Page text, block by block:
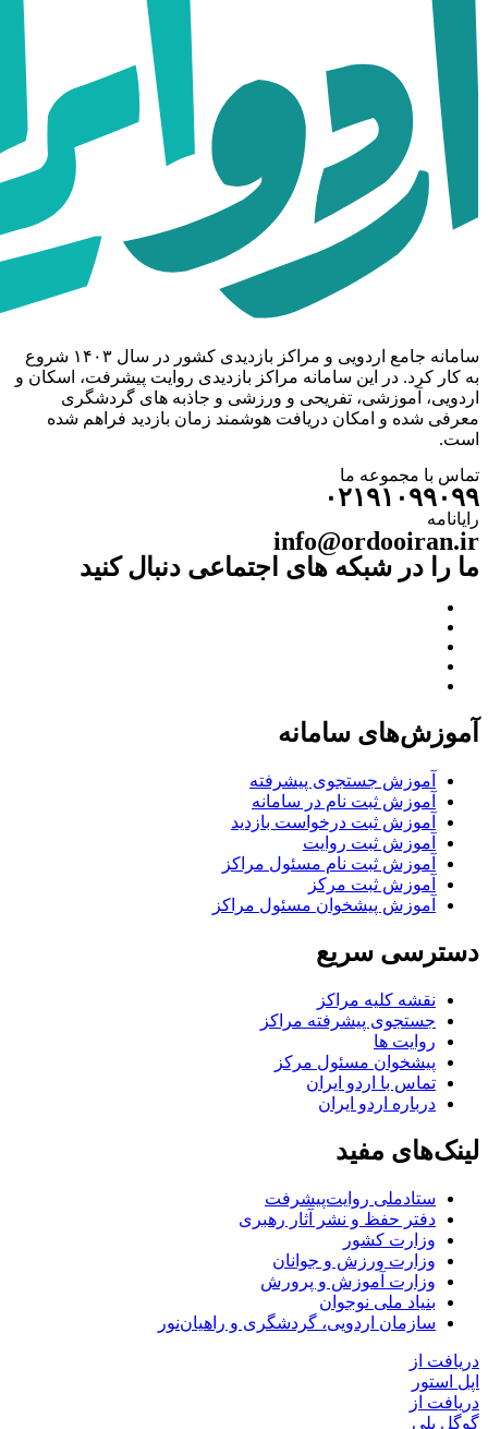
سامانه جامع اردویی و مراکز بازدیدی کشور در سال ۱۴۰۳ شروع
به کار کرد. در این سامانه مراکز بازدیدی روایت پیشرفت، اسکان و
اردویی، آموزشی، تفریحی و ورزشی و جاذبه های گردشگری
معرفی شده و امکان دریافت هوشمند زمان بازدید فراهم شده
است.
تماس با مجموعه ما
۰۲۱۹۱۰۹۹۰۹۹
رایانامه
info@ordooiran.ir
ما را در شبکه های اجتماعی دنبال کنید
آموزش‌های سامانه
آموزش جستجوی پیشرفته
آموزش ثبت نام در سامانه
آموزش ثبت درخواست بازدید
آموزش ثبت روایت
آموزش ثبت نام مسئول مراکز
آموزش ثبت مرکز
آموزش پیشخوان مسئول مراکز
دسترسی سریع
نقشه کلیه مراکز
جستجوی پیشرفته مراکز
روایت ها
پیشخوان مسئول مرکز
تماس با اردو ایران
درباره اردو ایران
لینک‌های مفید
ستاد‌ملی روایت‌پیشرفت
دفتر حفظ و نشر آثار رهبری
وزارت کشور
وزارت ورزش و جوانان
وزارت آموزش و پرورش
بنیاد ملی نوجوان
سازمان اردویی، گردشگری و راهیان‌نور
دریافت از
اپل استور
دریافت از
گوگل پلی